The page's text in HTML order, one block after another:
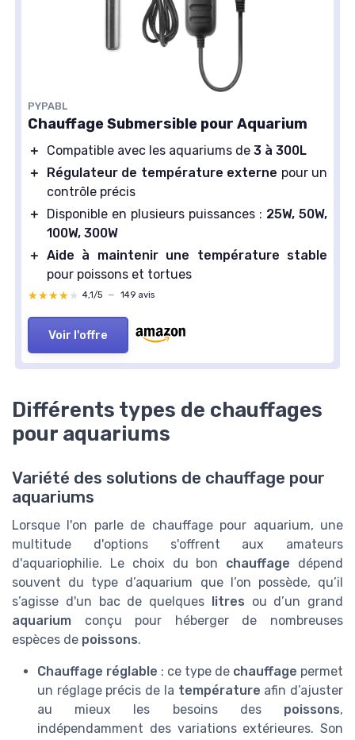
PYPABL
Chauffage Submersible pour Aquarium
＋ Compatible avec les aquariums de 3 à 300L
＋
Régulateur de température externe pour un
contrôle précis
＋
Disponible en plusieurs puissances : 25W, 50W,
100W, 300W
＋ Aide à maintenir une température stable
pour poissons et tortues
★★★★★
★★★★★ 4,1/5 — 149 avis
Voir l'offre
Différents types de chauffages
pour aquariums
Variété des solutions de chauffage pour
aquariums
Lorsque l'on parle de chauffage pour aquarium, une
multitude d'options s'offrent aux amateurs
d'aquariophilie. Le choix du bon chauffage dépend
souvent du type d’aquarium que l’on possède, qu’il
s’agisse d'un bac de quelques litres ou d’un grand
aquarium conçu pour héberger de nombreuses
espèces de poissons.
Chauffage réglable : ce type de chauffage permet
un réglage précis de la température afin d’ajuster
au mieux les besoins des poissons,
indépendamment des variations extérieures. Son